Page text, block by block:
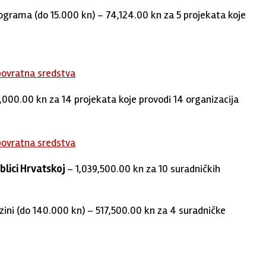
(do 15.000 kn) – 74,124.00 kn za 5 projekata koje
sredstva
kn za 14 projekata koje provodi 14 organizacija
sredstva
Hrvatskoj – 1,039,500.00 kn za 10 suradničkih
(do 140.000 kn) – 517,500.00 kn za 4 suradničke